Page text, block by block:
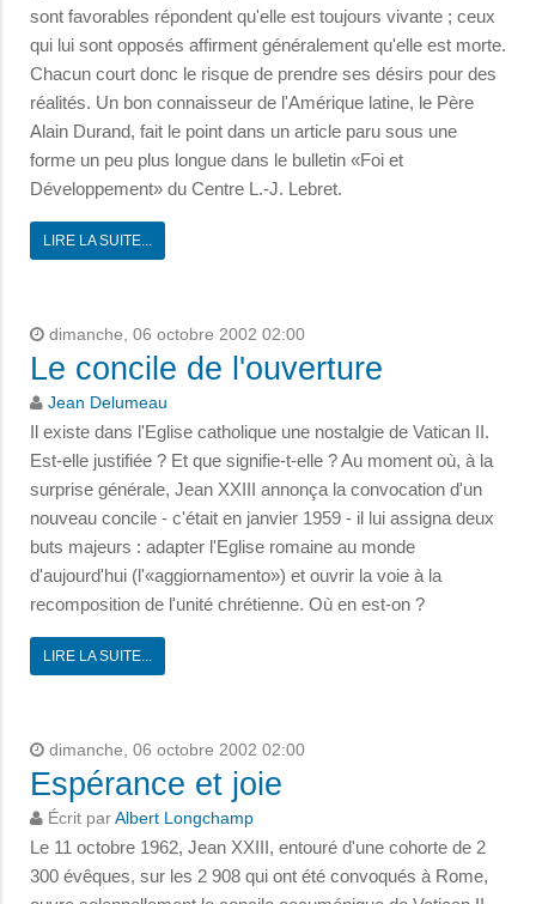
sont favorables répondent qu'elle est toujours vivante ; ceux
qui lui sont opposés affirment généralement qu'elle est morte.
Chacun court donc le risque de prendre ses désirs pour des
réalités. Un bon connaisseur de l'Amérique latine, le Père
Alain Durand, fait le point dans un article paru sous une
forme un peu plus longue dans le bulletin «Foi et
Développement» du Centre L.-J. Lebret.
LIRE LA SUITE...
dimanche, 06 octobre 2002 02:00
Le concile de l'ouverture
Jean Delumeau
Il existe dans l'Eglise catholique une nostalgie de Vatican II.
Est-elle justifiée ? Et que signifie-t-elle ? Au moment où, à la
surprise générale, Jean XXIII annonça la convocation d'un
nouveau concile - c'était en janvier 1959 - il lui assigna deux
buts majeurs : adapter l'Eglise romaine au monde
d'aujourd'hui (l'«aggiornamento») et ouvrir la voie à la
recomposition de l'unité chrétienne. Où en est-on ?
LIRE LA SUITE...
dimanche, 06 octobre 2002 02:00
Espérance et joie
Écrit par Albert Longchamp
Le 11 octobre 1962, Jean XXIII, entouré d'une cohorte de 2
300 évêques, sur les 2 908 qui ont été convoqués à Rome,